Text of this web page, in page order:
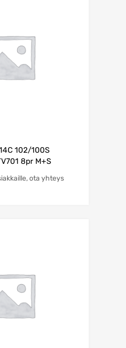
102/100S
8pr M+S
ota yhteys